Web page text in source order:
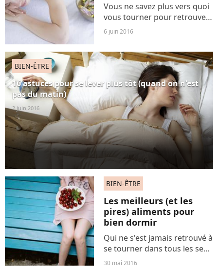
Vous ne savez plus vers quoi
vous tourner pour retrouver
une bonne qualité de
sommeil ? Et si vous tentiez
une solution alternative
comme l'Ayurveda ? Voici 3
principes à suivre qui...
6 juin 2016
BIEN-ÊTRE
16 astuces pour se lever plus tôt (quand on n'est
pas du matin)
2 juin 2016
BIEN-ÊTRE
Les meilleurs (et les
pires) aliments pour
bien dormir
Qui ne s'est jamais retrouvé à
se tourner dans tous les sens
dans son lit à 3h du matin en
30 mai 2016